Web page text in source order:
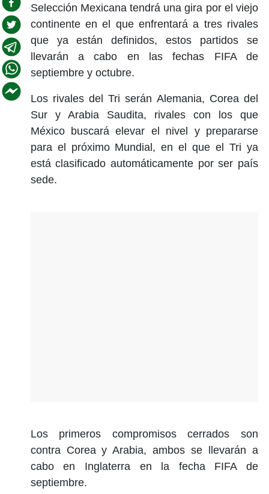
Selección Mexicana tendrá una gira por el viejo
continente en el que enfrentará a tres rivales
que ya están definidos, estos partidos se
llevarán a cabo en las fechas FIFA de
septiembre y octubre.
Los rivales del Tri serán Alemania, Corea del
Sur y Arabia Saudita, rivales con los que
México buscará elevar el nivel y prepararse
para el próximo Mundial, en el que el Tri ya
está clasificado automáticamente por ser país
sede.
Los primeros compromisos cerrados son
contra Corea y Arabia, ambos se llevarán a
cabo en Inglaterra en la fecha FIFA de
septiembre.